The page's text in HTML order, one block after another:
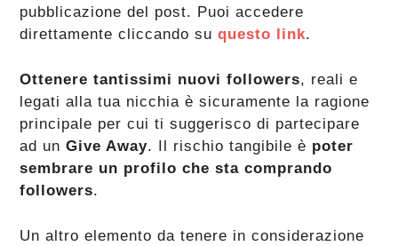
pubblicazione del post. Puoi accedere
direttamente cliccando suquesto link.
Ottenere tantissimi nuovi followers, reali e
legati alla tua nicchia è sicuramente la ragione
principale per cui ti suggerisco di partecipare
ad unGive Away. Il rischio tangibile è poter
sembrare un profilo che sta comprando
followers.
Un altro elemento da tenere in considerazione